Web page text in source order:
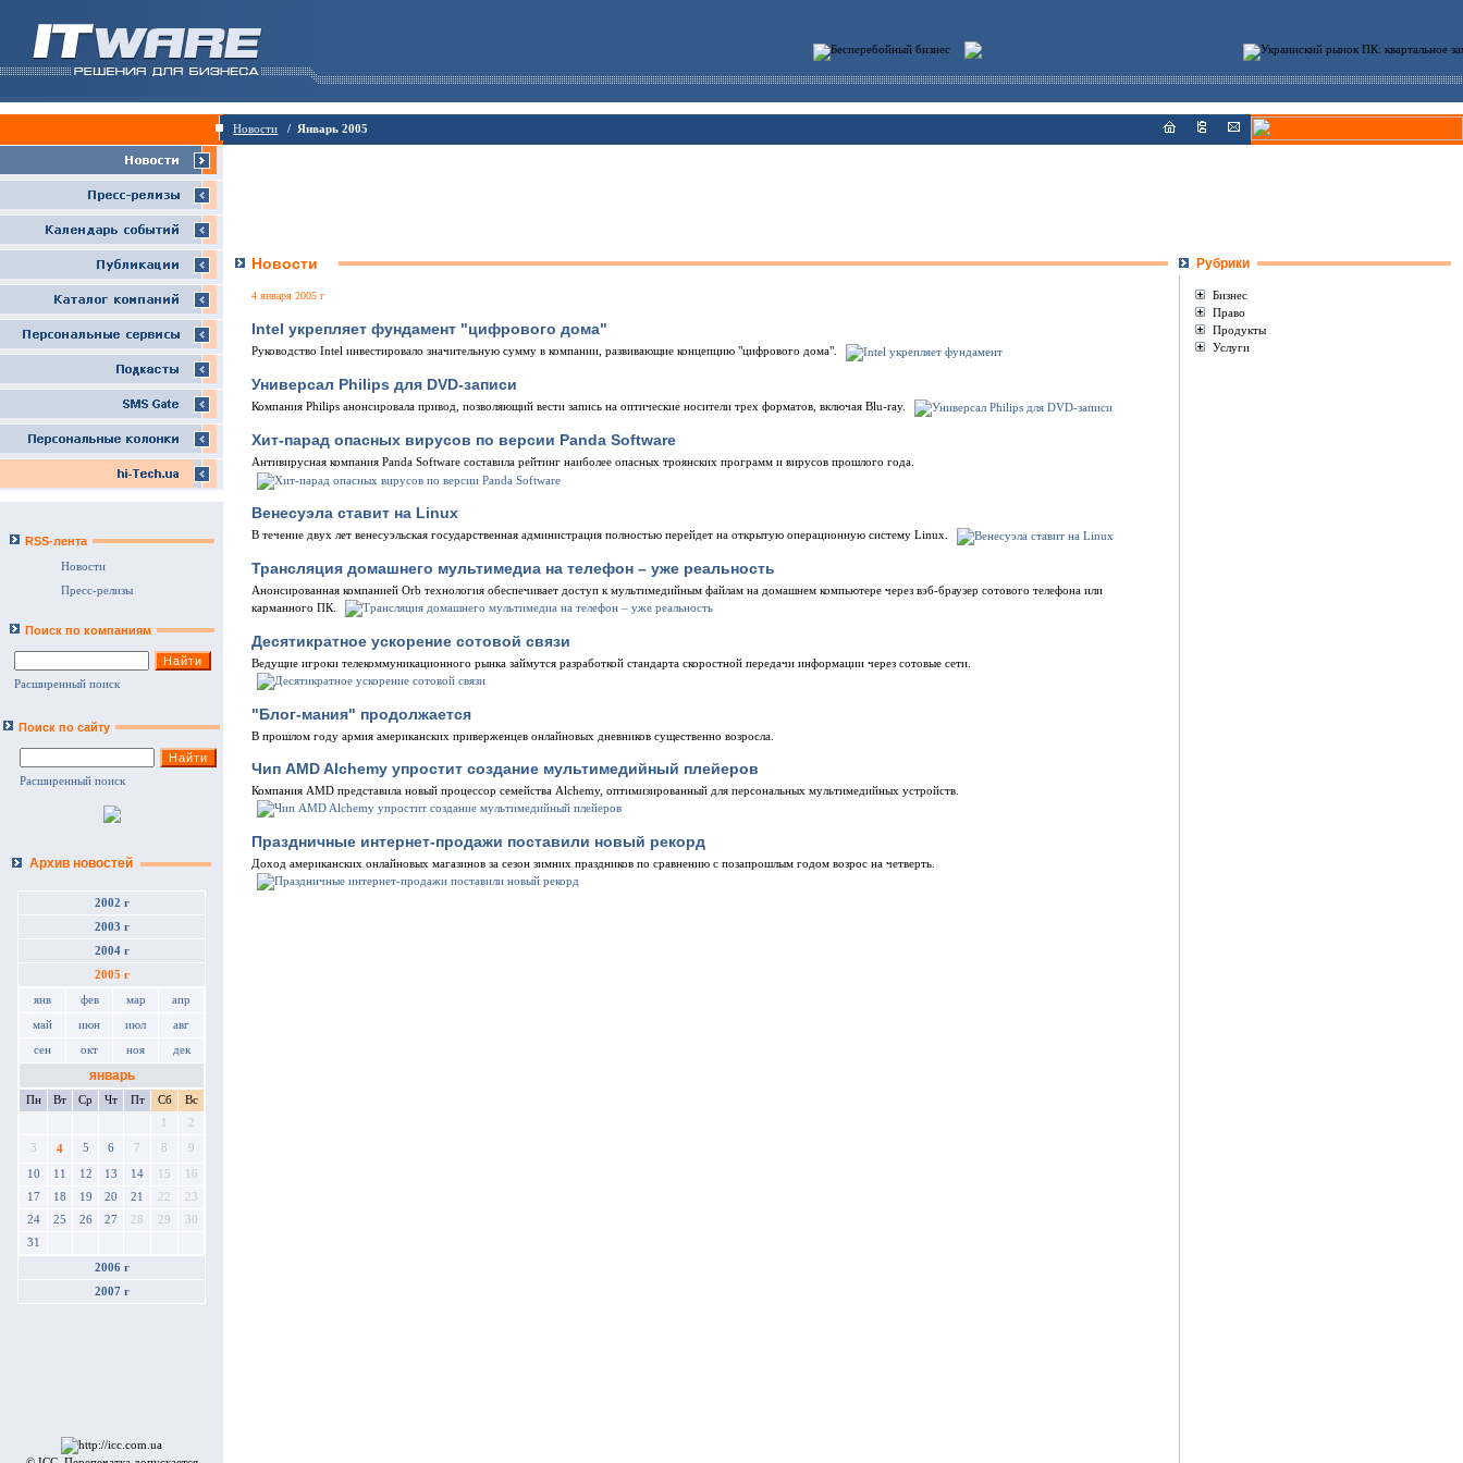
Новости / Январь 2005
RSS-лента
Новости
Пресс-релизы
Поиск по компаниям
Расширенный поиск
Поиск по сайту
Расширенный поиск
Архив новостей
2002 г
2003 г
2004 г
2005 г
янв фев мар апр
май июн июл авг
сен окт ноя дек
январь
Пн Вт Ср Чт Пт Сб
Вс
1
2
3 4 5 6 7 8 9
10 11 12 13 14 15
16
17
18 19 20 21 22
23
24
25 26 27 28 29
30
31
2006 г
2007 г
Новости Рубрики
Бизнес
Право
Продукты
Услуги
4 января 2005 г
Intel укрепляет фундамент "цифрового дома"
Руководство Intel инвестировало значительную сумму в компании, развивающие концепцию "цифрового дома".
Универсал Philips для DVD-записи
Компания Philips анонсировала привод, позволяющий вести запись на оптические носители трех форматов, включая Blu-ray.
Хит-парад опасных вирусов по версии Panda Software
Антивирусная компания Panda Software составила рейтинг наиболее опасных троянских программ и вирусов прошлого года.
Венесуэла ставит на Linux
В течение двух лет венесуэльская государственная администрация полностью перейдет на открытую операционную систему Linux.
Трансляция домашнего мультимедиа на телефон – уже реальность
Анонсированная компанией Orb технология обеспечивает доступ к мультимедийным файлам на домашнем компьютере через вэб-браузер сотового телефона или
карманного ПК.
Десятикратное ускорение сотовой связи
Ведущие игроки телекоммуникационного рынка займутся разработкой стандарта скоростной передачи информации через сотовые сети.
"Блог-мания" продолжается
В прошлом году армия американских приверженцев онлайновых дневников существенно возросла.
Чип AMD Alchemy упростит создание мультимедийный плейеров
Компания AMD представила новый процессор семейства Alchemy, оптимизированный для персональных мультимедийных устройств.
Праздничные интернет-продажи поставили новый рекорд
Доход американских онлайновых магазинов за сезон зимних праздников по сравнению с позапрошлым годом возрос на четверть.